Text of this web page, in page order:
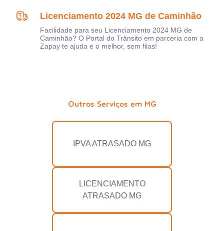
Licenciamento 2024 MG de Caminhão
Facilidade para seu Licenciamento 2024 MG de
Caminhão? O Portal do Trânsito em parceria com a
Zapay te ajuda e o melhor, sem filas!
Outros Serviços em MG
IPVA ATRASADO MG
LICENCIAMENTO
ATRASADO MG